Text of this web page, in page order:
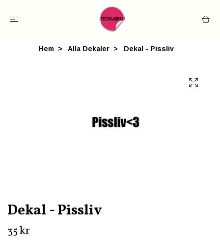
Hem Alla Dekaler Dekal - Pissliv
Dekal - Pissliv
35 kr